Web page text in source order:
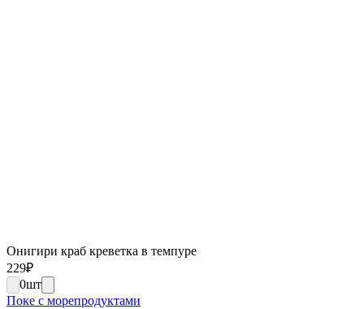
Онигири краб креветка в темпуре
229₽
0шт
Поке с морепродуктами